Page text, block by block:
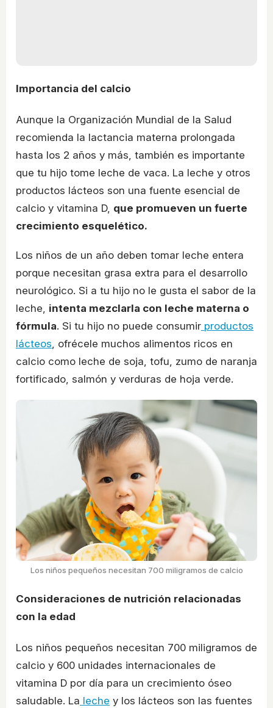
Importancia del calcio
Aunque la Organización Mundial de la Salud
recomienda la lactancia materna prolongada
hasta los 2 años y más, también es importante
que tu hijo tome leche de vaca. La leche y otros
productos lácteos son una fuente esencial de
calcio y vitamina D, que promueven un fuerte
crecimiento esquelético.
Los niños de un año deben tomar leche entera
porque necesitan grasa extra para el desarrollo
neurológico. Si a tu hijo no le gusta el sabor de la
leche, intenta mezclarla con leche materna o
fórmula. Si tu hijo no puede consumir productos
lácteos, ofrécele muchos alimentos ricos en
calcio como leche de soja, tofu, zumo de naranja
fortificado, salmón y verduras de hoja verde.
Los niños pequeños necesitan 700 miligramos de calcio
Consideraciones de nutrición relacionadas
con la edad
Los niños pequeños necesitan 700 miligramos de
calcio y 600 unidades internacionales de
vitamina D por día para un crecimiento óseo
saludable. La leche y los lácteos son las fuentes